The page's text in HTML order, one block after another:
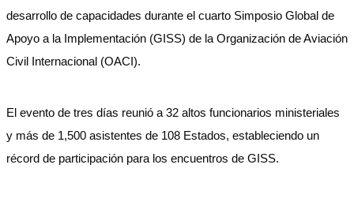
desarrollo de capacidades durante el cuarto Simposio Global de
Apoyo a la Implementación (GISS) de la Organización de Aviación
Civil Internacional (OACI).
El evento de tres días reunió a 32 altos funcionarios ministeriales
y más de 1,500 asistentes de 108 Estados, estableciendo un
récord de participación para los encuentros de GISS.